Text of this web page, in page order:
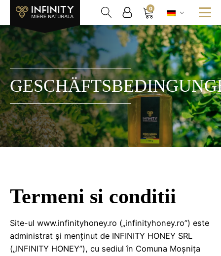
0
Termeni si conditii
Site-ul www.infinityhoney.ro („infinityhoney.ro”) este
administrat și menținut de INFINITY HONEY SRL
(„INFINITY HONEY”), cu sediul în Comuna Moșnița